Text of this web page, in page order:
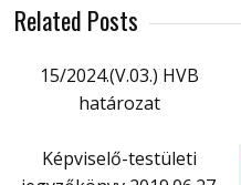
Related Posts
15/2024.(V.03.) HVB
határozat
Képviselő-testületi